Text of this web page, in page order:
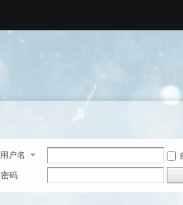
用户名
密码